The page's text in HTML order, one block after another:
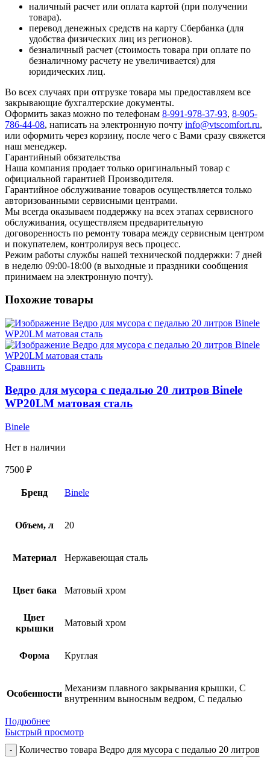
наличный расчет или оплата картой (при получении
товара).
перевод денежных средств на карту Сбербанка (для
удобства физических лиц из регионов).
безналичный расчет (стоимость товара при оплате по
безналичному расчету не увеличивается) для
юридических лиц.
Во всех случаях при отгрузке товара мы предоставляем все
закрывающие бухгалтерские документы.
Оформить заказ можно по телефонам 8-991-978-37-93, 8-905-
786-44-08, написать на электронную почту info@vtscomfort.ru,
или оформить через корзину, после чего с Вами сразу свяжется
наш менеджер.
Гарантийный обязательства
Наша компания продает только оригинальный товар с
официальной гарантией Производителя.
Гарантийное обслуживание товаров осуществляется только
авторизованными сервисными центрами.
Мы всегда оказываем поддержку на всех этапах сервисного
обслуживания, осуществляем предварительную
договоренность по ремонту товара между сервисным центром
и покупателем, контролируя весь процесс.
Режим работы службы нашей технической поддержки: 7 дней
в неделю 09:00-18:00 (в выходные и праздники сообщения
принимаем на электронную почту).
Похожие товары
Сравнить
Ведро для мусора с педалью 20 литров Binele
WP20LM матовая сталь
Binele
Нет в наличии
7500 ₽
Бренд Binele
Объем, л 20
Материал Нержавеющая сталь
Цвет бака Матовый хром
Цвет
крышки
Матовый хром
Форма Круглая
Особенности
Механизм плавного закрывания крышки, С
внутренним выносным ведром, С педалью
Подробнее
Быстрый просмотр
Количество товара Ведро для мусора с педалью 20 литров